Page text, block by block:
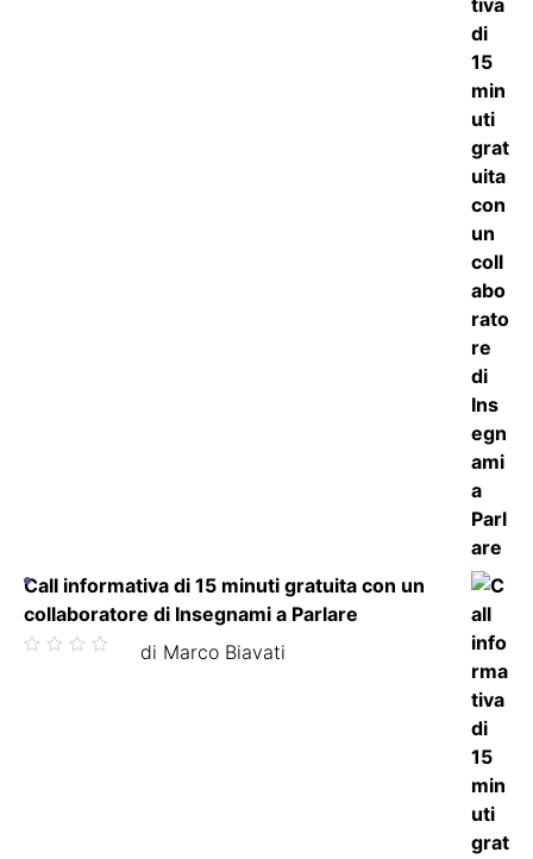
Call informativa di 15 minuti gratuita con un
collaboratore di Insegnami a Parlare
Valutato di Marco Biavati